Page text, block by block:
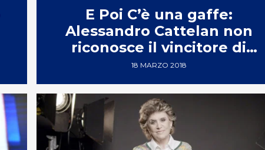
E Poi C’è una gaffe:
Alessandro Cattelan non
riconosce il vincitore di
Masterchef 3
18 MARZO 2018